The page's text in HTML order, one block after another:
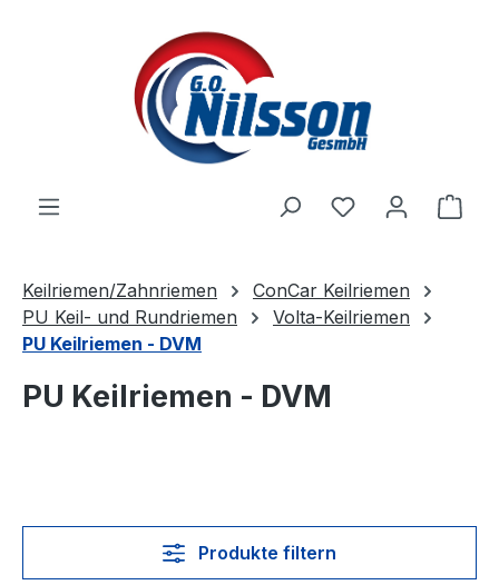
Zum Hauptinhalt springen
Keilriemen/Zahnriemen
ConCar Keilriemen
PU Keil- und Rundriemen
Volta-Keilriemen
PU Keilriemen - DVM
PU Keilriemen - DVM
Produkte filtern